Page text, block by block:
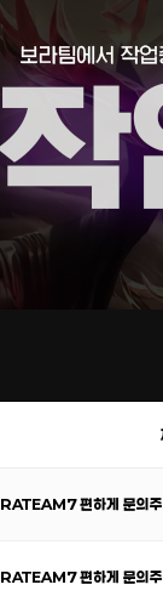
편하게 문의
편하게 문의